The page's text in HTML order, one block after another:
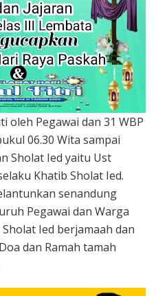
oleh Pegawai dan 31 WBP
06.30 Wita sampai
Sholat Ied yaitu Ust
Khatib Sholat Ied.
senandung
Pegawai dan Warga
Ied berjamaah dan
dan Ramah tamah